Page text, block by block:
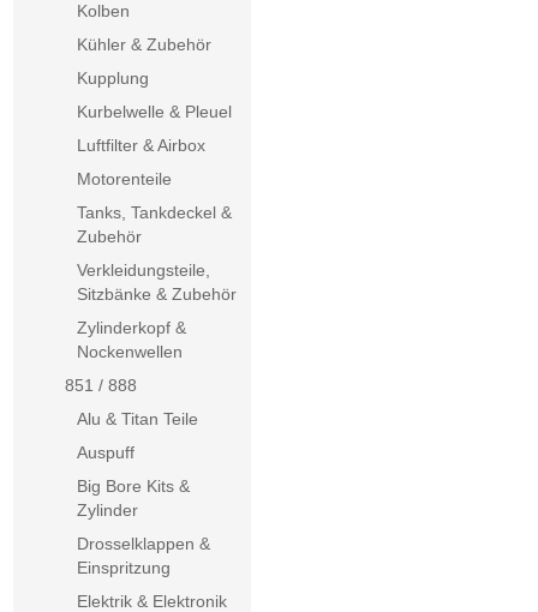
Kolben
Kühler & Zubehör
Kupplung
Kurbelwelle & Pleuel
Luftfilter & Airbox
Motorenteile
Tanks, Tankdeckel &
Zubehör
Verkleidungsteile,
Sitzbänke & Zubehör
Zylinderkopf &
Nockenwellen
851 / 888
Alu & Titan Teile
Auspuff
Big Bore Kits &
Zylinder
Drosselklappen &
Einspritzung
Elektrik & Elektronik